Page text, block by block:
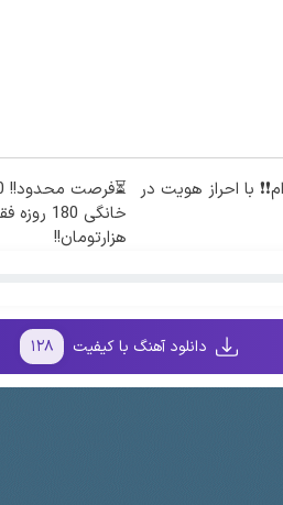
وام❗❗ با احراز هویت در
هزارتومان!!
دانلود آهنگ با کیفیت ۱۲۸